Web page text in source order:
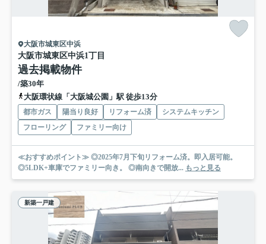
大阪市城東区中浜
大阪市城東区中浜1丁目
過去掲載物件
/築30年
大阪環状線「大阪城公園」駅 徒歩13分
都市ガス 陽当り良好 リフォーム済
システムキッチン
フローリング
ファミリー向け
≪おすすめポイント≫ ◎2025年7月下旬リフォーム済。即入居可能。
◎5LDK+車庫でファミリー向き。 ◎南向きで開放... もっと見る
新築一戸建